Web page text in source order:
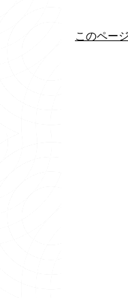
このペー